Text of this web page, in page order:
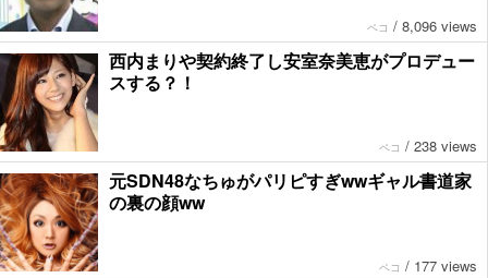
ペコ / 8,096 views
西内まりや契約終了し安室奈美恵がプロデュー
スする？！
ペコ / 238 views
元SDN48なちゅがパリピすぎwwギャル書道家
の裏の顔ww
ペコ / 177 views